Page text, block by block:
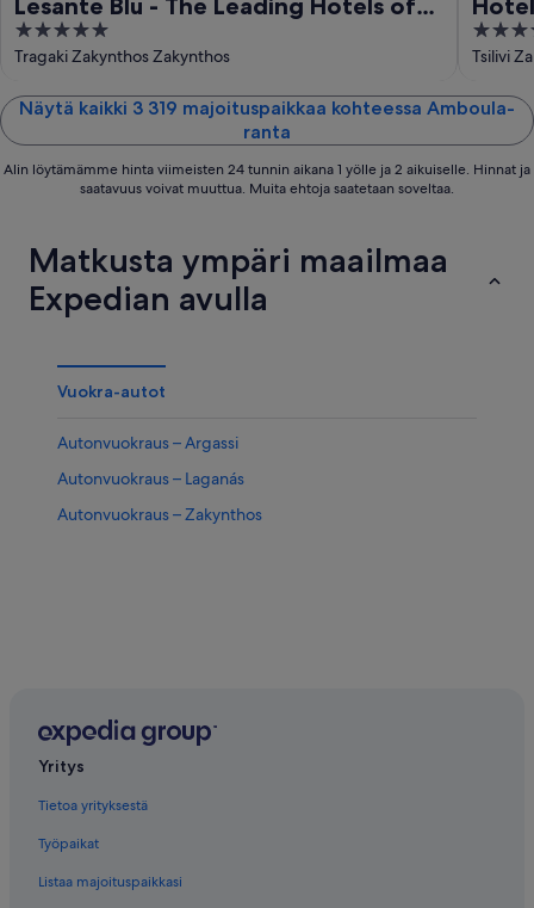
Lesante Blu - The Leading Hotels of
the World, Adults Only
5
out
5
Tragaki Zakynthos Zakynthos
5
out
5
Tsilivi
Näytä kaikki 3 319 majoituspaikkaa kohteessa Amboula-
ranta
Alin löytämämme hinta viimeisten 24 tunnin aikana 1 yölle ja 2 aikuiselle. Hinnat ja
saatavuus voivat muuttua. Muita ehtoja saatetaan soveltaa.
Matkusta ympäri maailmaa
Expedian avulla
Vuokra-autot
Autonvuokraus – Argassi
Autonvuokraus – Laganás
Autonvuokraus – Zakynthos
Yritys
Tietoa yrityksestä
Työpaikat
Listaa majoituspaikkasi